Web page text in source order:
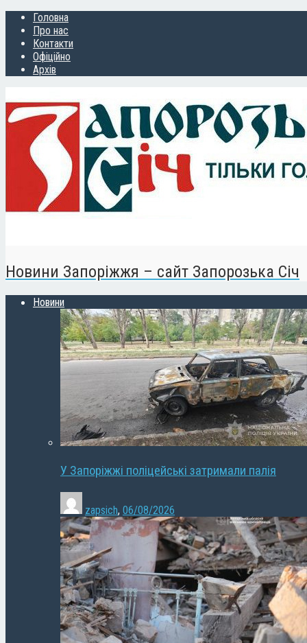
Головна
Про нас
Контакти
Офіційно
Архів
Новини Запоріжжя – сайт Запорозька Січ
Новини
У Запоріжжі поліцейські затримали палія
zapsich, 06/08/2026